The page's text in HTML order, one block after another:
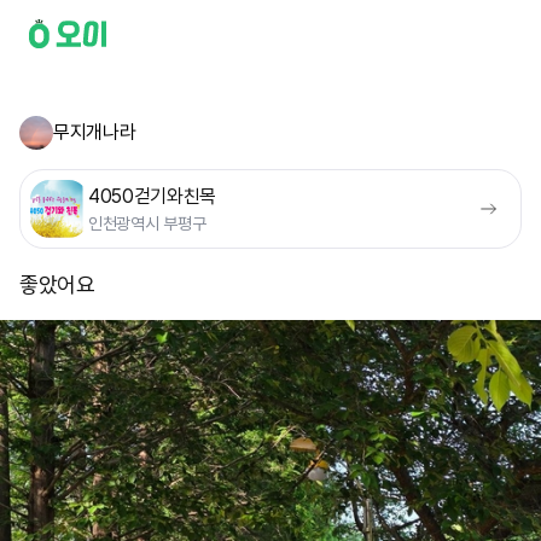
무지개나라
4050걷기와친목
인천광역시 부평구
좋았어요